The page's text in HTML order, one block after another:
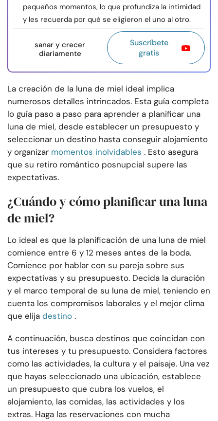
pequeños momentos, lo que profundiza la intimidad
y les recuerda por qué se eligieron el uno al otro.
sanar y crecer
diariamente
Suscríbete
gratis
La creación de la luna de miel ideal implica
numerosos detalles intrincados. Esta guía completa
lo guía paso a paso para aprender a planificar una
luna de miel, desde establecer un presupuesto y
seleccionar un destino hasta conseguir alojamiento
y organizar momentos inolvidables . Esto asegura
que su retiro romántico posnupcial supere las
expectativas.
¿Cuándo y cómo planificar una luna
de miel?
Lo ideal es que la planificación de una luna de miel
comience entre 6 y 12 meses antes de la boda.
Comience por hablar con su pareja sobre sus
expectativas y su presupuesto. Decida la duración
y el marco temporal de su luna de miel, teniendo en
cuenta los compromisos laborales y el mejor clima
que elija destino .
A continuación, busca destinos que coincidan con
tus intereses y tu presupuesto. Considera factores
como las actividades, la cultura y el paisaje. Una vez
que hayas seleccionado una ubicación, establece
un presupuesto que cubra los vuelos, el
alojamiento, las comidas, las actividades y los
extras. Haga las reservaciones con mucha